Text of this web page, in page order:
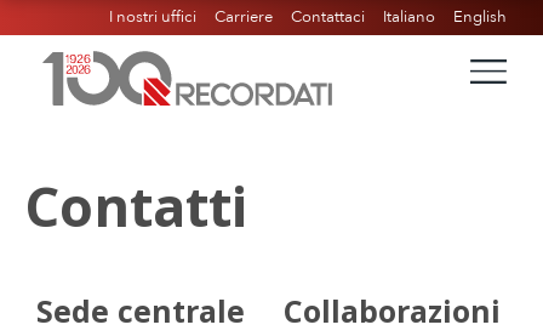
I nostri uffici Carriere Contattaci Italiano English
Contatti
Sede centrale Collaborazioni